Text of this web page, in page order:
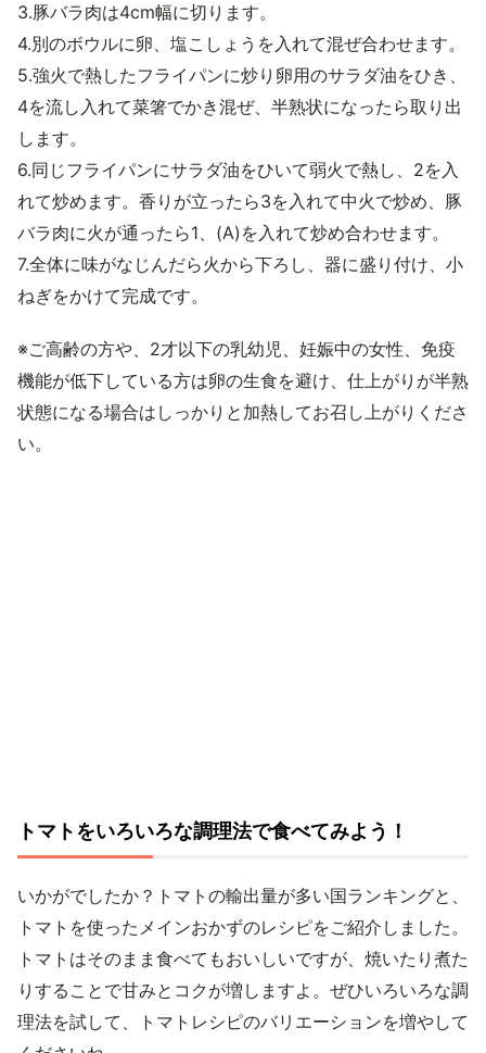
3.豚バラ肉は4cm幅に切ります。
4.別のボウルに卵、塩こしょうを入れて混ぜ合わせます。
5.強火で熱したフライパンに炒り卵用のサラダ油をひき、
4を流し入れて菜箸でかき混ぜ、半熟状になったら取り出
します。
6.同じフライパンにサラダ油をひいて弱火で熱し、2を入
れて炒めます。香りが立ったら3を入れて中火で炒め、豚
バラ肉に火が通ったら1、(A)を入れて炒め合わせます。
7.全体に味がなじんだら火から下ろし、器に盛り付け、小
ねぎをかけて完成です。
※ご高齢の方や、2才以下の乳幼児、妊娠中の女性、免疫
機能が低下している方は卵の生食を避け、仕上がりが半熟
状態になる場合はしっかりと加熱してお召し上がりくださ
い。
トマトをいろいろな調理法で食べてみよう！
いかがでしたか？トマトの輸出量が多い国ランキングと、
トマトを使ったメインおかずのレシピをご紹介しました。
トマトはそのまま食べてもおいしいですが、焼いたり煮た
りすることで甘みとコクが増しますよ。ぜひいろいろな調
理法を試して、トマトレシピのバリエーションを増やして